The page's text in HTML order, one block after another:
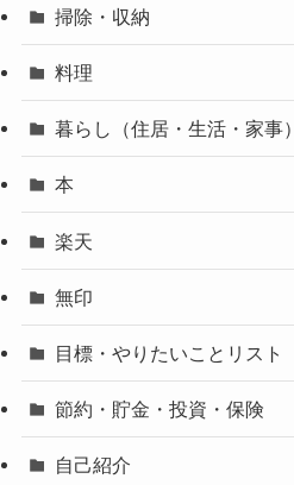
掃除・収納
料理
暮らし（住居・生活・家事）
本
楽天
無印
目標・やりたいことリスト
節約・貯金・投資・保険
自己紹介